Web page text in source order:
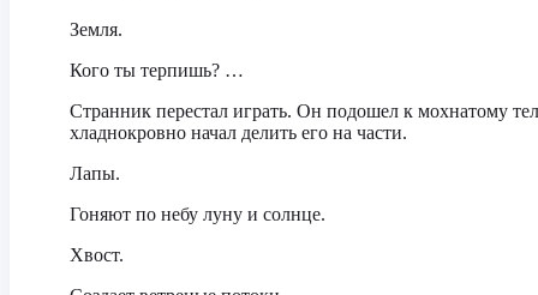
Земля.
Кого ты терпишь? …
Странник перестал играть. Он подошел к мохнатому
хладнокровно начал делить его на части.
Лапы.
Гоняют по небу луну и солнце.
Хвост.